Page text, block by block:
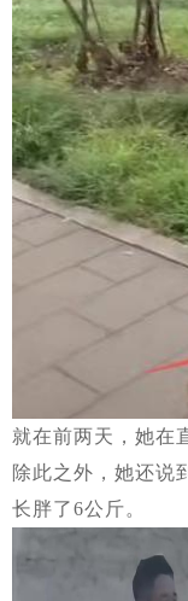
就在前两天，她在
除此之外，她还说
长胖了6公斤。